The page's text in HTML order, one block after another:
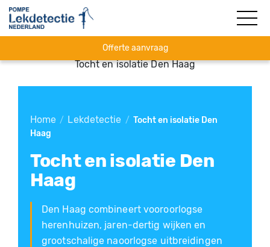
Offerte aanvraag
Tocht en isolatie Den Haag
Home / Lekdetectie / Tocht en isolatie Den
Haag
Tocht en isolatie Den
Haag
Den Haag combineert vooroorlogse
herenhuizen, jaren-dertig wijken en
grootschalige naoorlogse uitbreidingen